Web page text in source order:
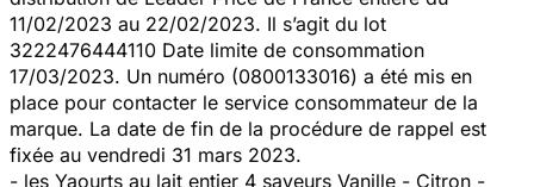
11/02/2023 au 22/02/2023. Il s’agit du lot
3222476444110 Date limite de consommation
17/03/2023. Un numéro (0800133016) a été mis en
place pour contacter le service consommateur de la
marque. La date de fin de la procédure de rappel est
fixée au vendredi 31 mars 2023.
- les Yaourts au lait entier 4 saveurs Vanille - Citron -